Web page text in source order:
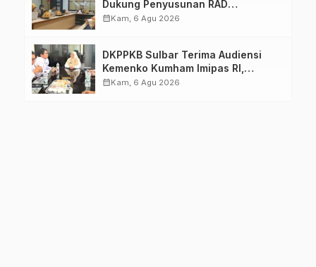
Dukung Penyusunan RAD
TPB/SDGs Sulawesi Barat
calendar_monthKam, 6 Agu 2026
DKPPKB Sulbar Terima Audiensi
Kemenko Kumham Imipas RI,
Perkuat Pelayanan Kesehatan bagi
calendar_monthKam, 6 Agu 2026